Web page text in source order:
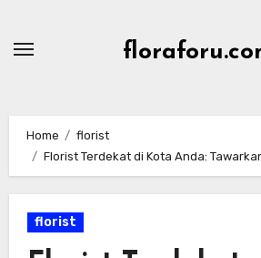
Home
florist
Florist Terdekat di Kota Anda:
florist